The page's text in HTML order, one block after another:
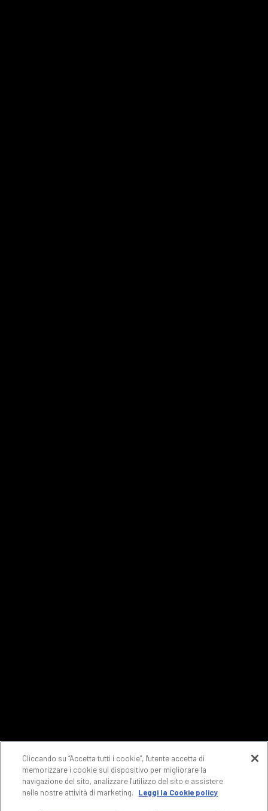
Cliccando su “Accetta tutti i cookie”, l'utente accetta di
memorizzare i cookie sul dispositivo per migliorare la
navigazione del sito, analizzare l'utilizzo del sito e assistere
nelle nostre attività di marketing.
Leggi la Cookie policy